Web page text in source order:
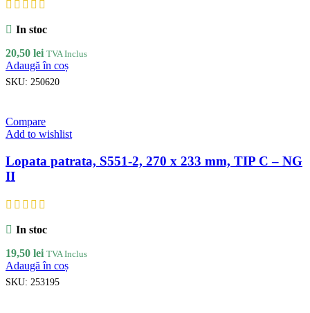
In stoc
20,50 lei TVA Inclus
Adaugă în coș
SKU: 250620
Compare
Add to wishlist
Lopata patrata, S551-2, 270 x 233 mm, TIP C – NG
II
In stoc
19,50 lei TVA Inclus
Adaugă în coș
SKU: 253195